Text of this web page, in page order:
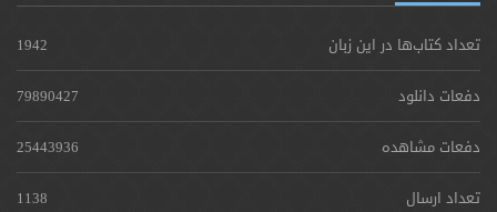
تعداد کتاب‌ها در این زبان
1942
دفعات دانلود
79890427
دفعات مشاهده
25443936
تعداد ارسال
1138